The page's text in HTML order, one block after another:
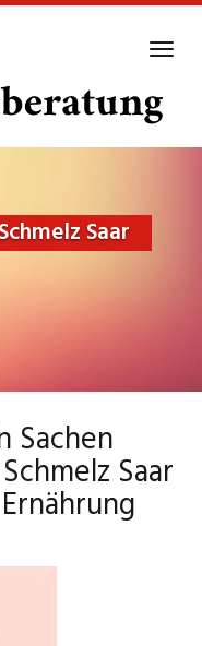
Saar
Sachen
Saar